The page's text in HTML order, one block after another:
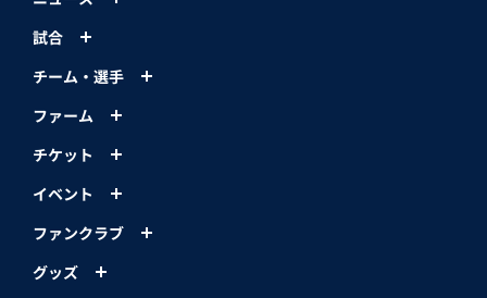
試合
チーム・選手
ファーム
チケット
イベント
ファンクラブ
グッズ